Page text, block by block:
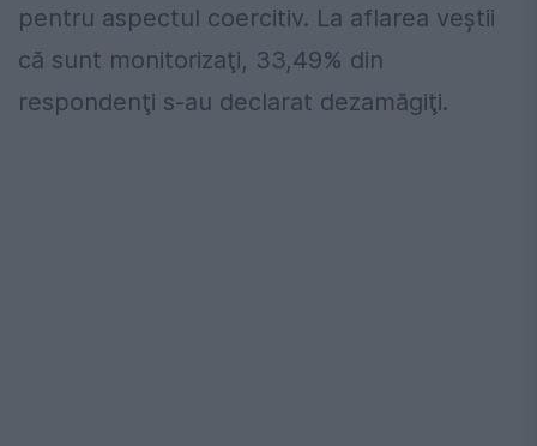
pentru aspectul coercitiv. La aflarea veştii
că sunt monitorizaţi, 33,49% din
respondenţi s-au declarat dezamăgiţi.